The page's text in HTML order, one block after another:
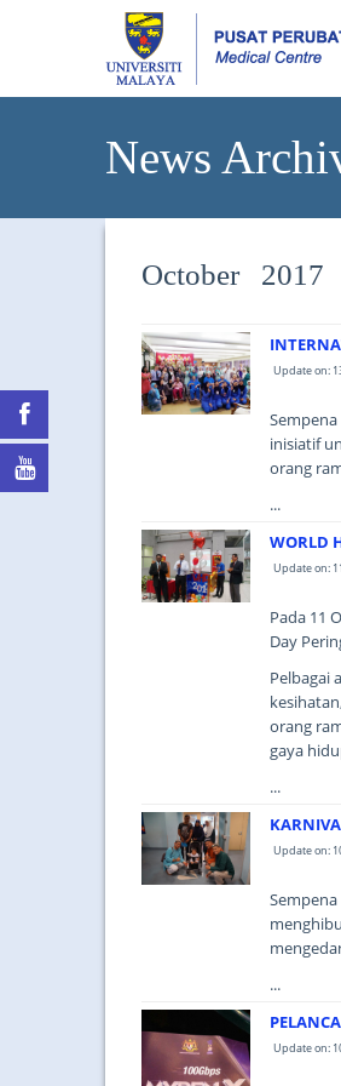
News
October 2017
Update on:
inisiatif
orang
...
WORLD
Update on:
Pada 11
Day
Pelbagai
orang
gaya
...
Update on:
...
Update on: